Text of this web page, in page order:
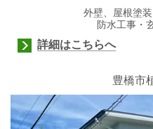
外壁、屋根塗
防水工事・
詳細はこちらへ
豊橋市